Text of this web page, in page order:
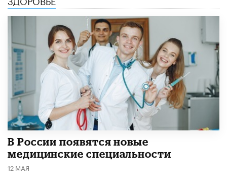
В России появятся новые
медицинские специальности
12 МАЯ